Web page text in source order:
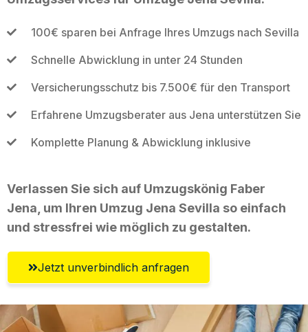
100€ sparen bei Anfrage Ihres Umzugs nach Sevilla
Schnelle Abwicklung in unter 24 Stunden
Versicherungsschutz bis 7.500€ für den Transport
Erfahrene Umzugsberater aus Jena unterstützen Sie
Komplette Planung & Abwicklung inklusive
Verlassen Sie sich auf Umzugskönig Faber
Jena, um Ihren Umzug Jena Sevilla so einfach
und stressfrei wie möglich zu gestalten.
Jetzt unverbindlich anfragen